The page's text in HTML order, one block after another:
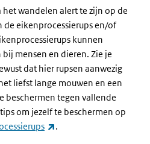
wandelen alert te zijn op de
eikenprocessierups en/of
kunnen
mensen en dieren. Zie je
dat hier rupsen aanwezig
liefst lange mouwen en een
beschermen tegen vallende
om jezelf te beschermen op
(externe link)
.